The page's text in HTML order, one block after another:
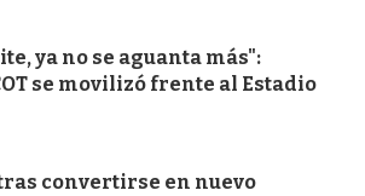
ya no se aguanta más":
se movilizó frente al Estadio
convertirse en nuevo